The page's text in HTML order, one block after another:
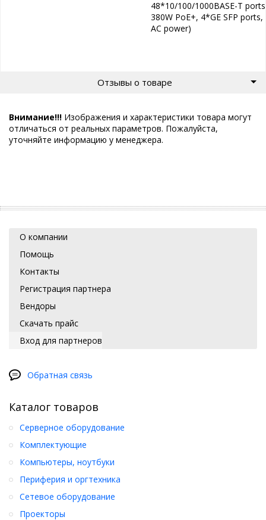
48*10/100/1000BASE-T ports
380W PoE+, 4*GE SFP ports,
AC power)
Отзывы о товаре
Внимание!!! Изображения и характеристики товара могут
отличаться от реальных параметров. Пожалуйста,
уточняйте информацию у менеджера.
О компании
Помощь
Контакты
Регистрация партнера
Вендоры
Скачать прайс
Вход для партнеров
Обратная связь
Каталог товаров
Серверное оборудование
Комплектующие
Компьютеры, ноутбуки
Периферия и оргтехника
Сетевое оборудование
Проекторы